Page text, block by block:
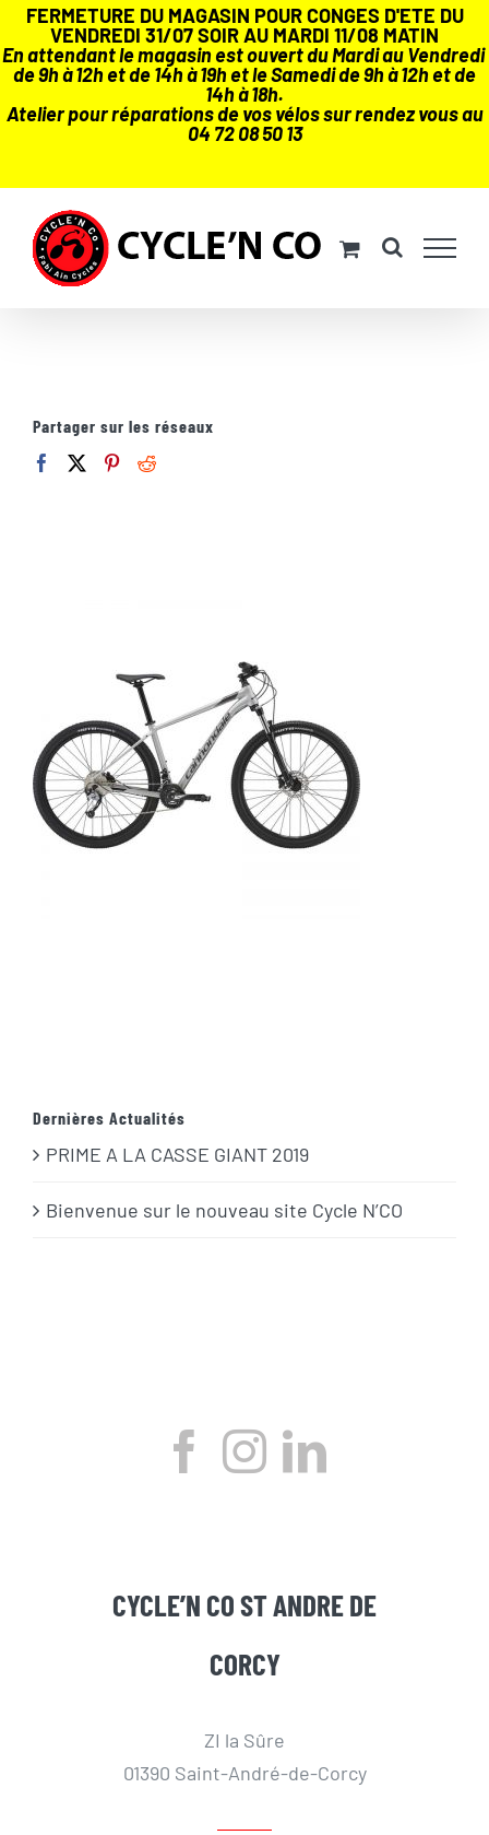
FERMETURE DU MAGASIN POUR CONGES D'ETE DU
VENDREDI 31/07 SOIR AU MARDI 11/08 MATIN
En attendant le magasin est ouvert du Mardi au Vendredi
de 9h à 12h et de 14h à 19h et le Samedi de 9h à 12h et de
14h à 18h.
Atelier pour réparations de vos vélos sur rendez vous au
04 72 08 50 13
contenu
Partager sur les réseaux
Dernières Actualités
PRIME A LA CASSE GIANT 2019
Bienvenue sur le nouveau site Cycle N’CO
CYCLE’N CO ST ANDRE DE
CORCY
ZI la Sûre
01390 Saint-André-de-Corcy